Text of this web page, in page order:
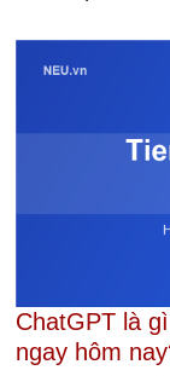
ChatGPT là
ngay hôm